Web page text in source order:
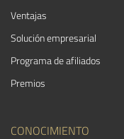
Ventajas
Solución empresarial
Programa de afiliados
Premios
CONOCIMIENTO